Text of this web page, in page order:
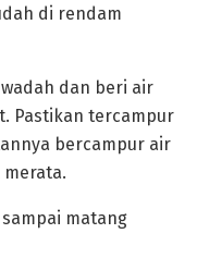
di rendam
dan beri air
Pastikan tercampur
bercampur air
matang